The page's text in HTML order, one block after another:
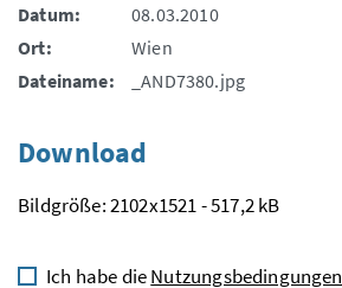
Datum:
08.03.2010
Ort:
Wien
Dateiname:
_AND7380.jpg
Download
Bildgröße: 2102x1521 - 517,2 kB
Ich habe dieNutzungsbedingungen